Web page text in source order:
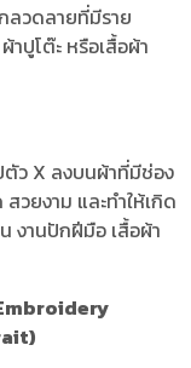
ลวดลายที่มีราย
ปูโต๊ะ หรือเสื้อผ้า
ว X ลงบนผ้าที่มีช่อง
วยงาม และทำให้เกิด
งานปักฝีมือ เสื้อผ้า